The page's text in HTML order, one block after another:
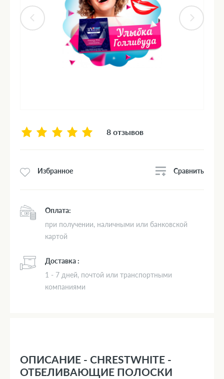
8 отзывов
Избранное Сравнить
Оплата:
при получении, наличными или банковской
картой
Доставка :
1 - 7 дней, почтой или транспортными
компаниями
ОПИСАНИЕ - CHRESTWHITE -
ОТБЕЛИВАЮЩИЕ ПОЛОСКИ